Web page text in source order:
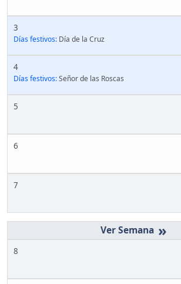
3
Días festivos: Día de la Cruz
4
Días festivos:Señor de las Roscas
5
6
7
»
8